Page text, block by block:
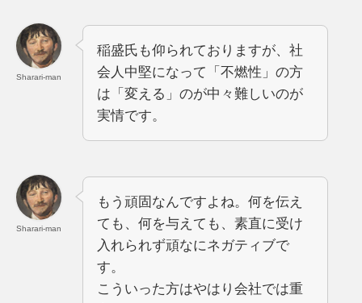
Sharari-man
稲盛氏も仰られておりますが、社
会人中堅になって「不燃性」の方
は「変える」のが中々難しいのが
実情です。
Sharari-man
もう頑固なんですよね。何を伝え
ても、何を与えても、素直に受け
入れられず頑なにネガティブで
す。
こういった方はやはり会社では重